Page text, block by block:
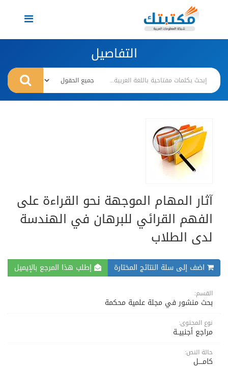
Toggle
navigation
التفاصيل
آثار المهام الموجهة نحو القراءة على
الفهم القرائي للبرهان في الهندسة
لدى الطلاب
اضف إلى سلة النتائج المختارة إطلب هذا المرجع بالإيميل
القسم:
بحث منشور في مجلة علمية محكمة
نوع المحتوى:
مراجع أجنبيــة
حالة النص:
كامــــل